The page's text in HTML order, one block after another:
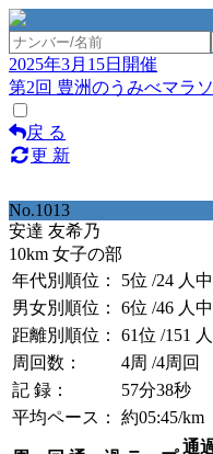
2025年3月15日開催
第2回 豊洲のうみべマラ
戻 る
更 新
No.1013
安達 友希乃
10km 女子の部
年代別順位：
5位 /24 人中
男女別順位：
6位 /46 人中
距離別順位：
61位 /151
周回数：
4周 /4周回
記 録：
57分38秒
平均ペース：
約05:45/km
通